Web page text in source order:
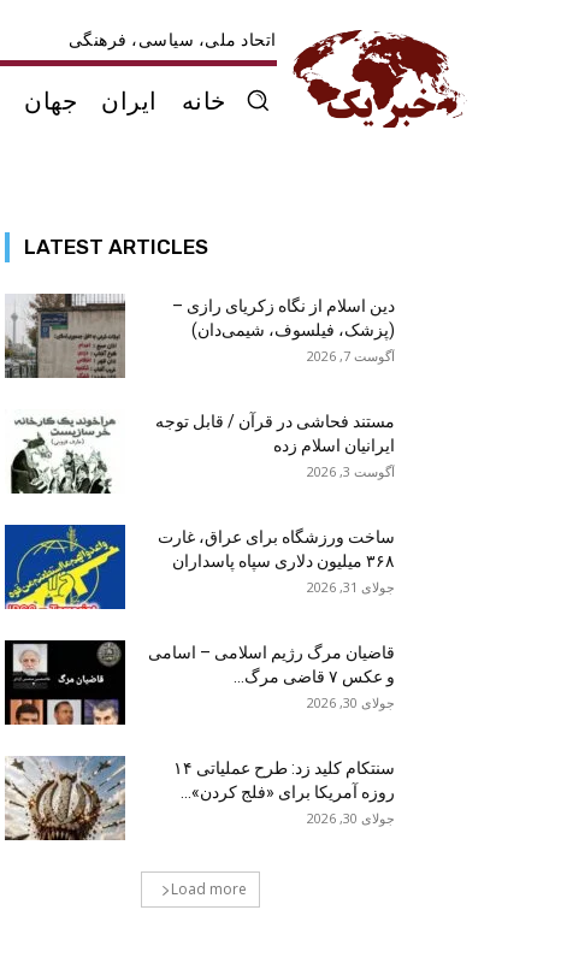
اتحاد ملی، سیاسی، فرهنگی
خانه ایران جهان
LATEST ARTICLES
دین اسلام از نگاه زکریای رازی –
(پزشک، فیلسوف، شیمی‌دان)
آگوست 7, 2026
مستند فحاشی در قرآن / قابل توجه
ایرانیان اسلام زده
آگوست 3, 2026
ساخت ورزشگاه برای عراق، غارت
۳۶۸ میلیون دلاری سپاه پاسداران
جولای 31, 2026
قاضیان مرگ رژیم اسلامی – اسامی
و عکس ۷ قاضی مرگ...
جولای 30, 2026
سنتکام کلید زد: طرح عملیاتی ۱۴
روزه آمریکا برای «فلج کردن»...
جولای 30, 2026
Load more